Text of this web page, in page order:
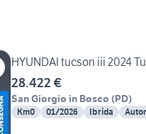
HYUNDAI tucson iii 2024
28.422 €
San Giorgio in Bosco (PD)
Km0 01/2026 Ibrida